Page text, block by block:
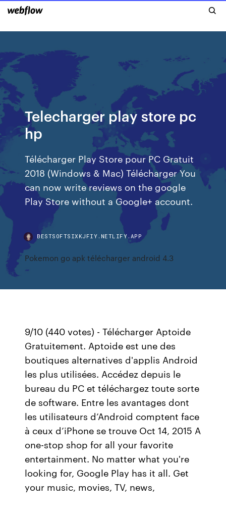
Telecharger play store pc
hp
Télécharger Play Store pour PC Gratuit
2018 (Windows & Mac) Télécharger You
can now write reviews on the google
Play Store without a Google+ account.
BESTSOFTSIXKJFIY.NETLIFY.APP
Pokemon go apk télécharger android 4.3
9/10 (440 votes) - Télécharger Aptoide
Gratuitement. Aptoide est une des
boutiques alternatives d'applis Android
les plus utilisées. Accédez depuis le
bureau du PC et téléchargez toute sorte
de software. Entre les avantages dont
les utilisateurs d’Android comptent face
à ceux d’iPhone se trouve Oct 14, 2015 A
one-stop shop for all your favorite
entertainment. No matter what you're
looking for, Google Play has it all. Get
your music, movies, TV, news,